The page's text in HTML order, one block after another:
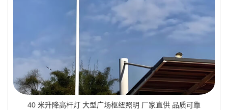
40 米升降高杆灯 大型广场枢纽照明 厂家直供 品质可靠